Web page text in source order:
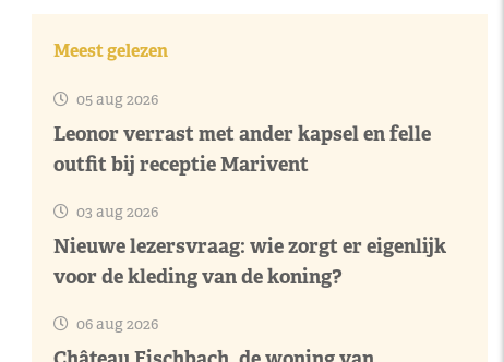
Meest gelezen
05 aug 2026
Leonor verrast met ander kapsel en felle
outfit bij receptie Marivent
03 aug 2026
Nieuwe lezersvraag: wie zorgt er eigenlijk
voor de kleding van de koning?
06 aug 2026